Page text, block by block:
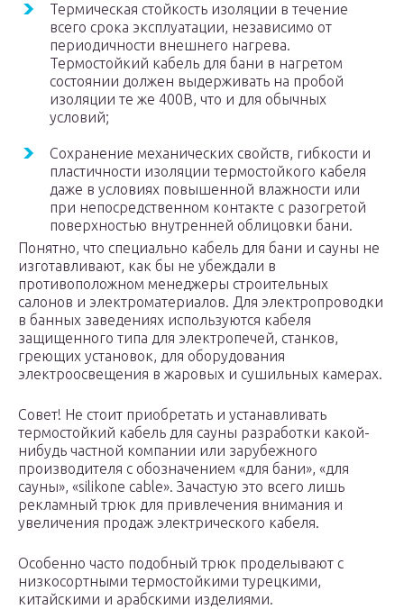
Термическая стойкость изоляции в течение
всего срока эксплуатации, независимо от
периодичности внешнего нагрева.
Термостойкий кабель для бани в нагретом
состоянии должен выдерживать на пробой
изоляции те же 400В, что и для обычных
условий;
Сохранение механических свойств, гибкости и
пластичности изоляции термостойкого кабеля
даже в условиях повышенной влажности или
при непосредственном контакте с разогретой
поверхностью внутренней облицовки бани.
Понятно, что специально кабель для бани и сауны не
изготавливают, как бы не убеждали в
противоположном менеджеры строительных
салонов и электроматериалов. Для электропроводки
в банных заведениях используются кабеля
защищенного типа для электропечей, станков,
греющих установок, для оборудования
электроосвещения в жаровых и сушильных камерах.
Совет! Не стоит приобретать и устанавливать
термостойкий кабель для сауны разработки какой-
нибудь частной компании или зарубежного
производителя с обозначением «для бани», «для
сауны», «silikone cable». Зачастую это всего лишь
рекламный трюк для привлечения внимания и
увеличения продаж электрического кабеля.
Особенно часто подобный трюк проделывают с
низкосортными термостойкими турецкими,
китайскими и арабскими изделиями.